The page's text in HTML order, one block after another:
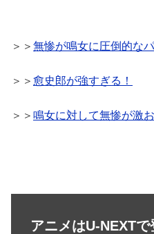
＞＞ 無惨が鳴女に圧倒的なパ
＞＞ 愈史郎が強すぎる！
＞＞ 鳴女に対して無惨が激
アニメはU-NEXT